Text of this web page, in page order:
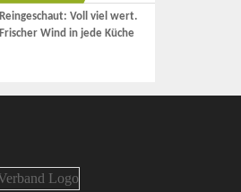
Reingeschaut: Voll viel wert.
Frischer Wind in jede Küche